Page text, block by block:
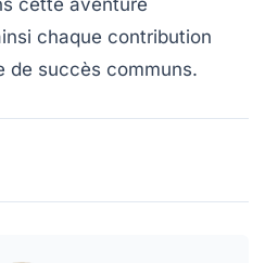
cette aventure
chaque contribution
de succès communs.